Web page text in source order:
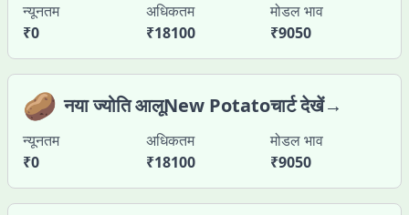
न्यूनतम
₹0
अधिकतम
₹18100
मोडल भाव
₹9050
🥔 नया ज्योति आलूNew Potatoचार्ट देखें→
न्यूनतम
₹0
अधिकतम
₹18100
मोडल भाव
₹9050